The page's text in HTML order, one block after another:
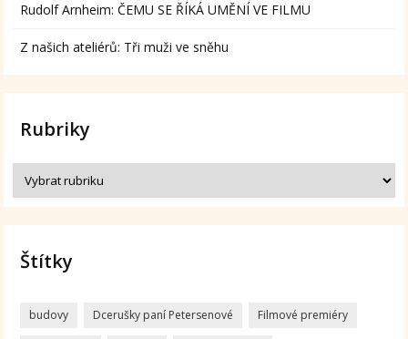
Rudolf Arnheim: ČEMU SE ŘÍKÁ UMĚNÍ VE FILMU
Z našich ateliérů: Tři muži ve sněhu
Rubriky
Štítky
budovy Dcerušky paní Petersenové Filmové premiéry